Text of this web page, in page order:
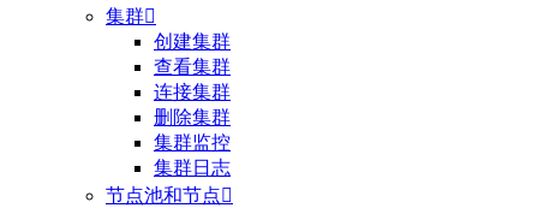
集群
创建集群
查看集群
连接集群
删除集群
集群监控
集群日志
节点池和节点